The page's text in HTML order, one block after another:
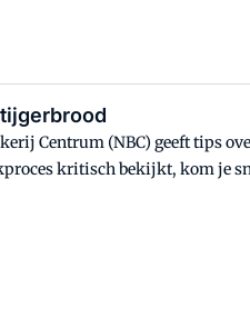
Centrum (NBC) geeft tips
kritisch bekijkt, kom je